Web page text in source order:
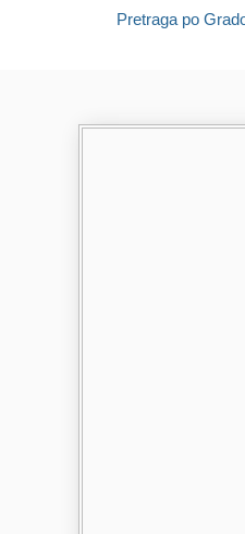
Pretraga po